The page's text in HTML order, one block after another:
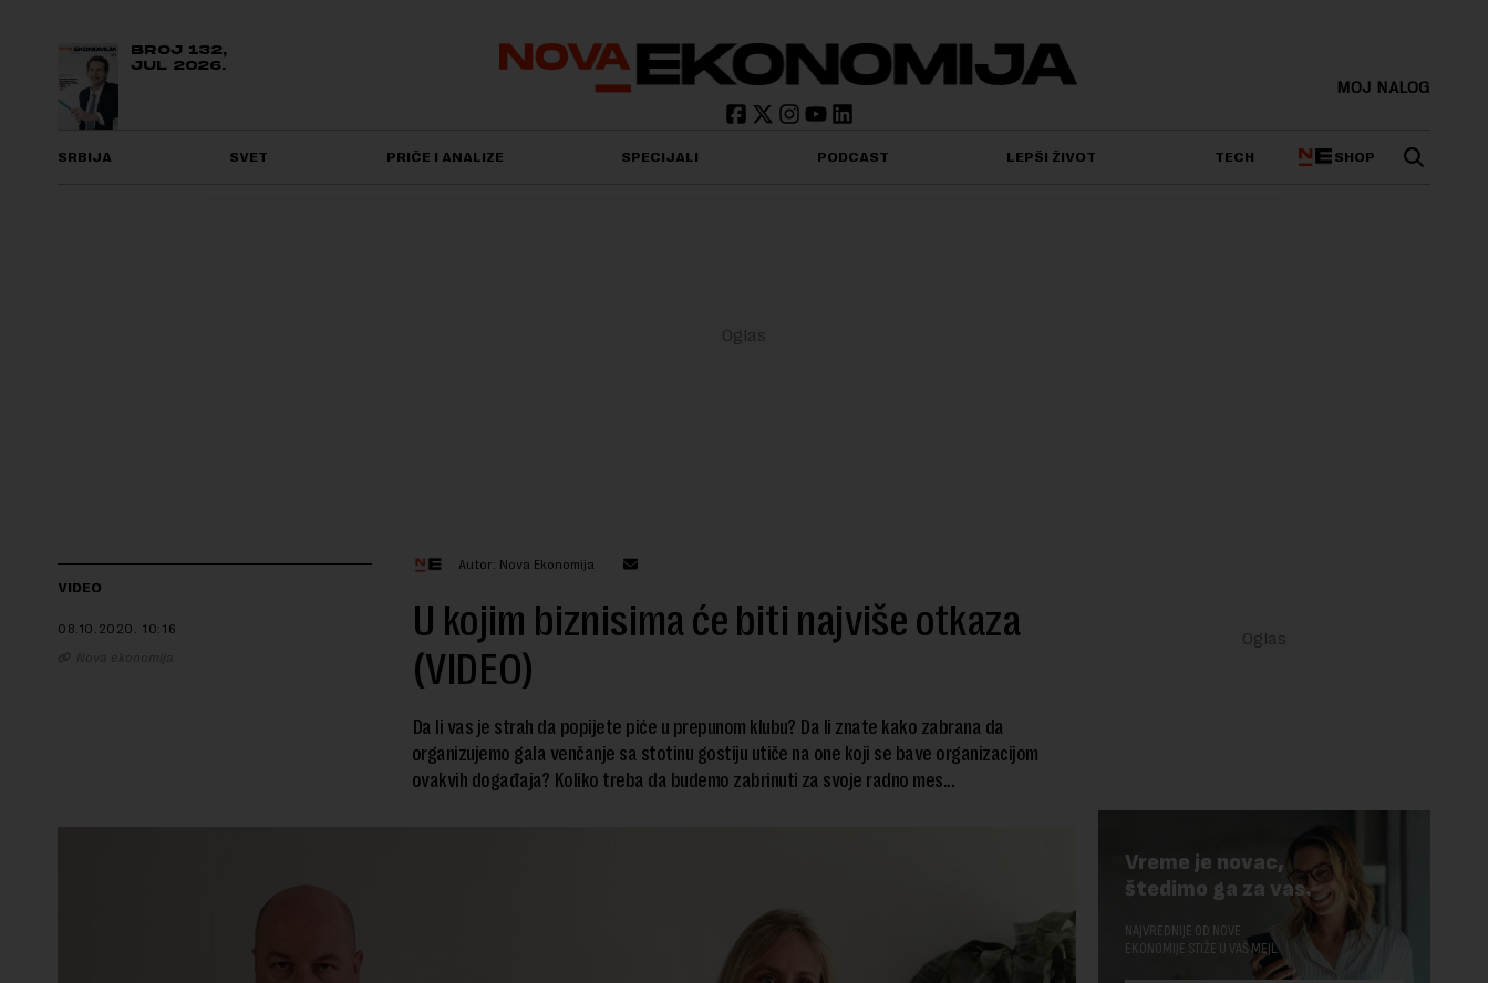
BROJ 132,
JUL 2026.
MOJ NALOG
SRBIJA SVET PRIČE I ANALIZE SPECIJALI PODCAST LEPŠI ŽIVOT TECH SHOP
VIDEO
08.10.2020. 10:16
Nova ekonomija
Autor: Nova Ekonomija
U kojim biznisima će biti najviše otkaza
(VIDEO)
Da li vas je strah da popijete piće u prepunom klubu? Da li znate kako zabrana da
organizujemo gala venčanje sa stotinu gostiju utiče na one koji se bave organizacijom
ovakvih događaja? Koliko treba da budemo zabrinuti za svoje radno mes...
Vreme je novac,
štedimo ga za vas.
NAJVREDNIJE OD NOVE
EKONOMIJE STIŽE U VAŠ MEJL.